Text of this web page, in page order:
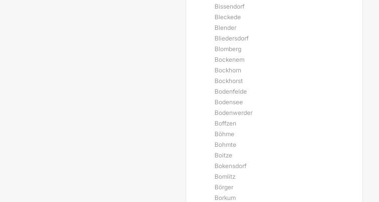
Bissendorf
Bleckede
Blender
Bliedersdorf
Blomberg
Bockenem
Bockhorn
Bockhorst
Bodenfelde
Bodensee
Bodenwerder
Boffzen
Böhme
Bohmte
Boitze
Bokensdorf
Bomlitz
Börger
Borkum